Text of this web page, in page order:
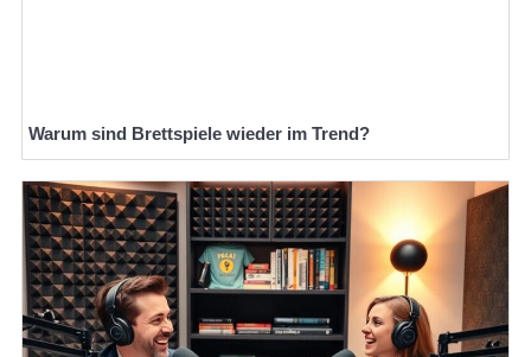
Warum sind Brettspiele wieder im Trend?